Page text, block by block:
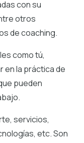
con su
otros
de coaching.
como tú,
en la práctica de
pueden
servicios,
etc. Son